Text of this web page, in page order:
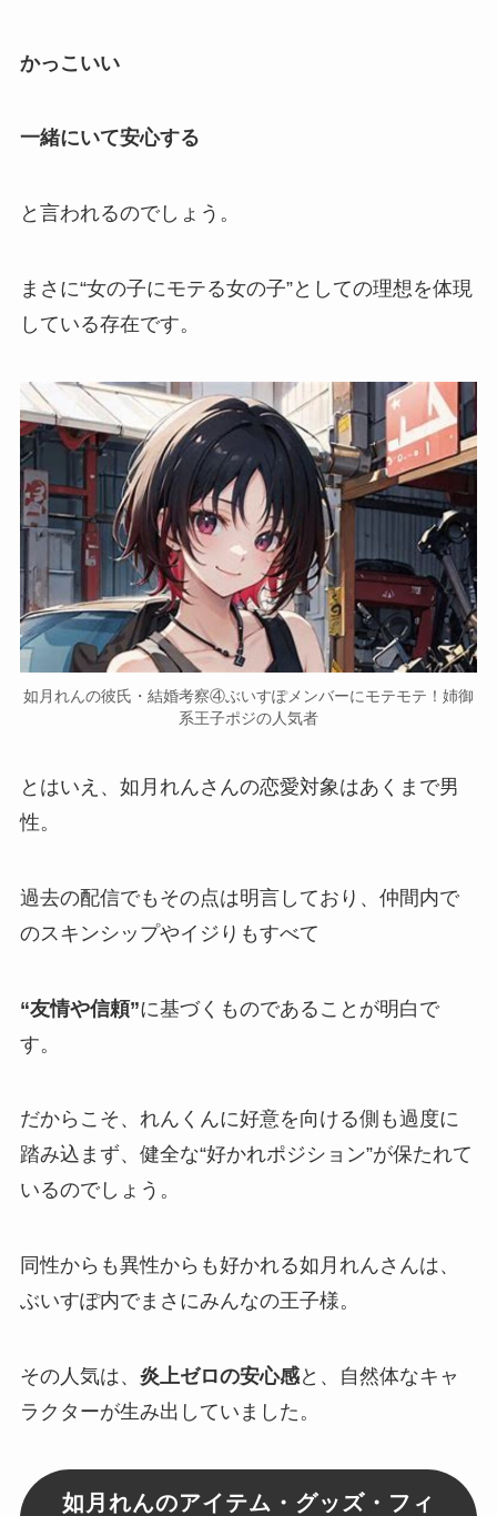
かっこいい
一緒にいて安心する
と言われるのでしょう。
まさに“女の子にモテる女の子”としての理想を体現
している存在です。
如月れんの彼氏・結婚考察④ぶいすぽメンバーにモテモテ！姉御
系王子ポジの人気者
とはいえ、如月れんさんの恋愛対象はあくまで男
性。
過去の配信でもその点は明言しており、仲間内で
のスキンシップやイジりもすべて
“友情や信頼”に基づくものであることが明白で
す。
だからこそ、れんくんに好意を向ける側も過度に
踏み込まず、健全な“好かれポジション”が保たれて
いるのでしょう。
同性からも異性からも好かれる如月れんさんは、
ぶいすぽ内でまさにみんなの王子様。
その人気は、 炎上ゼロの安心感と、自然体なキャ
ラクターが生み出していました。
如月れんのアイテム・グッズ・フィ